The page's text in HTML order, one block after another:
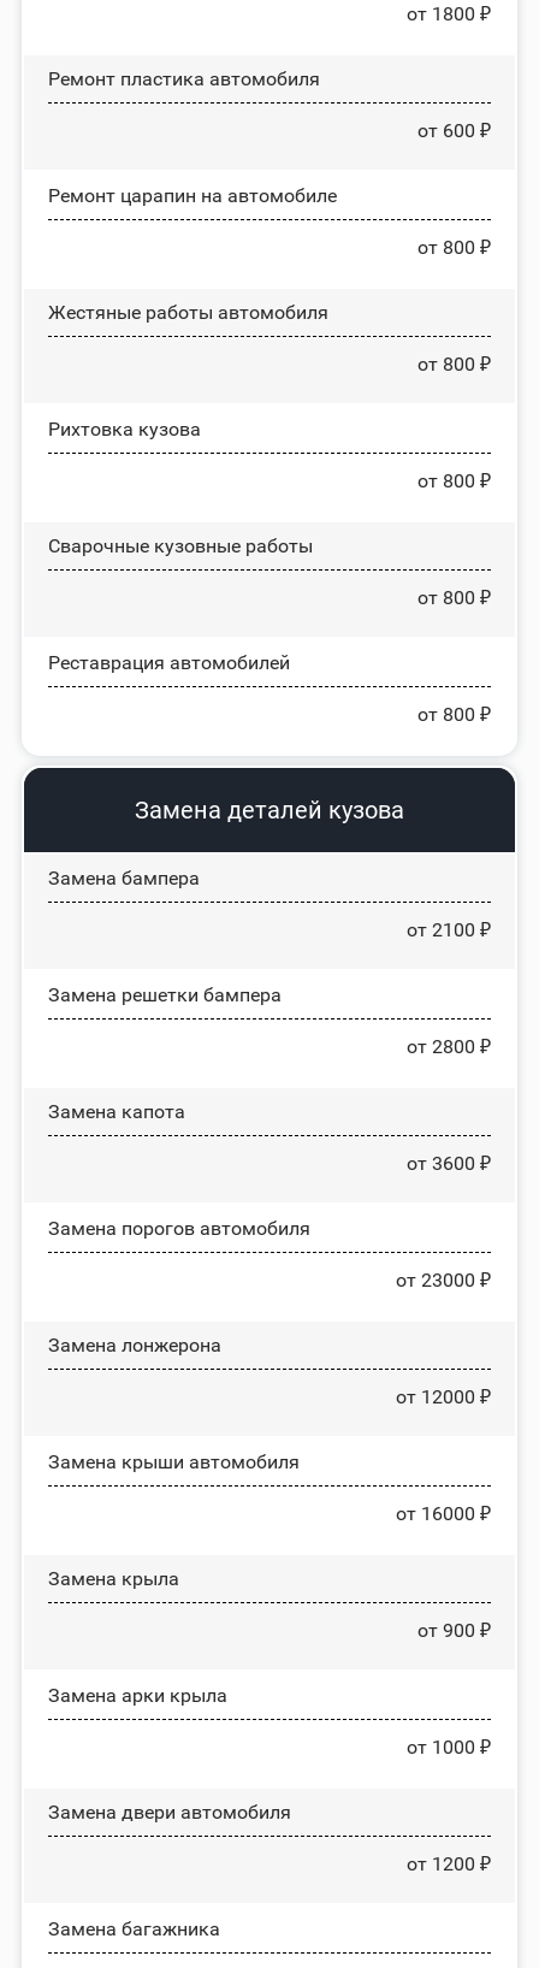
от 1800 ₽
Ремонт пластика автомобиля
от 600 ₽
Ремонт царапин на автомобиле
от 800 ₽
Жестяные работы автомобиля
от 800 ₽
Рихтовка кузова
от 800 ₽
Сварочные кузовные работы
от 800 ₽
Реставрация автомобилей
от 800 ₽
Замена деталей кузова
Замена бампера
от 2100 ₽
Замена решетки бампера
от 2800 ₽
Замена капота
от 3600 ₽
Замена порогов автомобиля
от 23000 ₽
Замена лонжерона
от 12000 ₽
Замена крыши автомобиля
от 16000 ₽
Замена крыла
от 900 ₽
Замена арки крыла
от 1000 ₽
Замена двери автомобиля
от 1200 ₽
Замена багажника